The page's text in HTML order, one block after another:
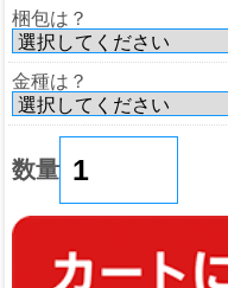
梱包は？
金種は？
数量